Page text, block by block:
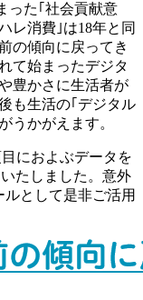
った｢社会貢献意
レ消費｣は18年と同
の傾向に戻ってき
て始まったデジタ
豊かさに生活者が
も生活の｢デジタル
うかがえます。
目におよぶデータを
たしました。意外
として是非ご活用